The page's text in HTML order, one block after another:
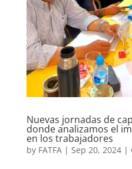
Nuevas jornadas de
donde analizamos el
en los trabajadores
by FATFA| Sep 20, 2024|